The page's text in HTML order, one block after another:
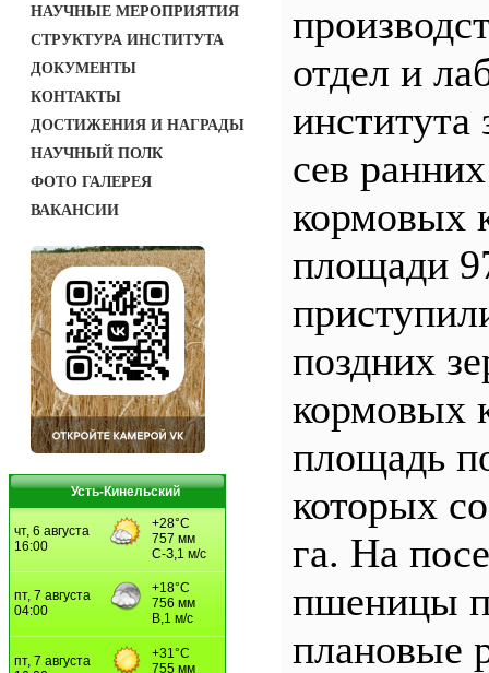
НАУЧНЫЕ МЕРОПРИЯТИЯ
СТРУКТУРА ИНСТИТУТА
ДОКУМЕНТЫ
КОНТАКТЫ
ДОСТИЖЕНИЯ И НАГРАДЫ
НАУЧНЫЙ ПОЛК
ФОТО ГАЛЕРЕЯ
ВАКАНСИИ
Усть-Кинельский
отдел и
института
сев
кормовых
площади
поздних
кормовых
площадь
которых
га. На
пшеницы
плановые